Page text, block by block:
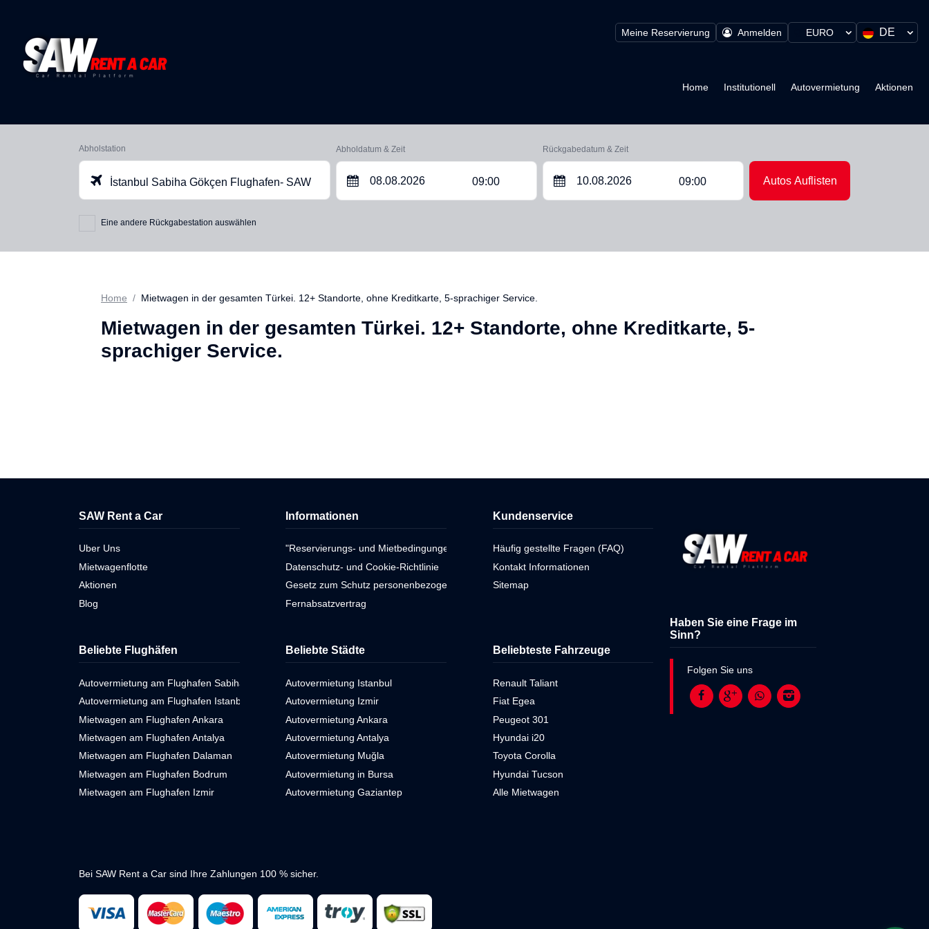
Meine Reservierung Anmelden DE
EURO
Home Institutionell Autovermietung Aktionen
Abholstation
İstanbul Sabiha Gökçen Flughafen- SAW
Eine andere Rückgabestation auswählen
Abholdatum & Zeit
09:00
Rückgabedatum & Zeit
09:00 Autos Auflisten
Home Mietwagen in der gesamten Türkei. 12+ Standorte, ohne Kreditkarte, 5-sprachiger Service.
Mietwagen in der gesamten Türkei. 12+ Standorte, ohne Kreditkarte, 5-
sprachiger Service.
SAW Rent a Car
Uber Uns
Mietwagenflotte
Aktionen
Blog
Informationen
"Reservierungs- und Mietbedingungen
Datenschutz- und Cookie-Richtlinie
Gesetz zum Schutz personenbezogener Daten
Fernabsatzvertrag
Kundenservice
Häufig gestellte Fragen (FAQ)
Kontakt Informationen
Sitemap
Beliebte Flughäfen
Autovermietung am Flughafen Sabiha Gökçen
Autovermietung am Flughafen Istanbul
Mietwagen am Flughafen Ankara
Mietwagen am Flughafen Antalya
Mietwagen am Flughafen Dalaman
Mietwagen am Flughafen Bodrum
Mietwagen am Flughafen Izmir
Beliebte Städte
Autovermietung Istanbul
Autovermietung Izmir
Autovermietung Ankara
Autovermietung Antalya
Autovermietung Muğla
Autovermietung in Bursa
Autovermietung Gaziantep
Beliebteste Fahrzeuge
Renault Taliant
Fiat Egea
Peugeot 301
Hyundai i20
Toyota Corolla
Hyundai Tucson
Alle Mietwagen
Haben Sie eine Frage im
Sinn?
Folgen Sie uns
Bei SAW Rent a Car sind Ihre Zahlungen 100 % sicher.